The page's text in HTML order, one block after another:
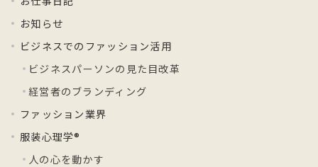
お知らせ
ビジネスでのファッション活用
ビジネスパーソンの見た目改革
経営者のブランディング
ファッション業界
服装心理学®
人の心を動かす